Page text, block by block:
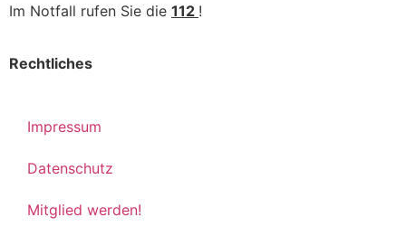
Im Notfall rufen Sie die 112 !
Rechtliches
Impressum
Datenschutz
Mitglied werden!